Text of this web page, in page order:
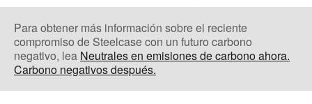
Para obtener más información sobre el reciente
compromiso de Steelcase con un futuro carbono
negativo, lea Neutrales en emisiones de carbono ahora.
Carbono negativos después.